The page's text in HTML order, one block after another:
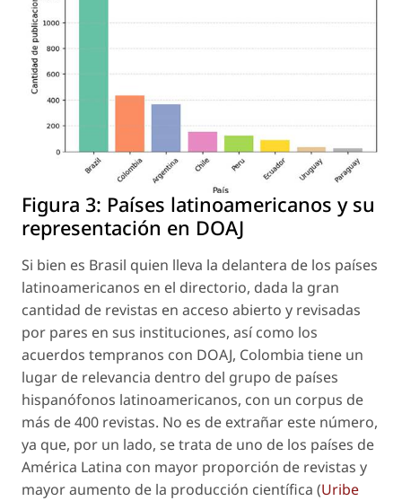
Figura 3: Países latinoamericanos y su
representación en DOAJ
Si bien es Brasil quien lleva la delantera de los países
latinoamericanos en el directorio, dada la gran
cantidad de revistas en acceso abierto y revisadas
por pares en sus instituciones, así como los
acuerdos tempranos con DOAJ, Colombia tiene un
lugar de relevancia dentro del grupo de países
hispanófonos latinoamericanos, con un corpus de
más de 400 revistas. No es de extrañar este número,
ya que, por un lado, se trata de uno de los países de
América Latina con mayor proporción de revistas y
mayor aumento de la producción científica (Uribe